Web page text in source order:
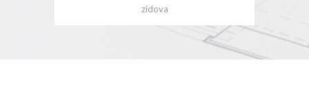
zidova